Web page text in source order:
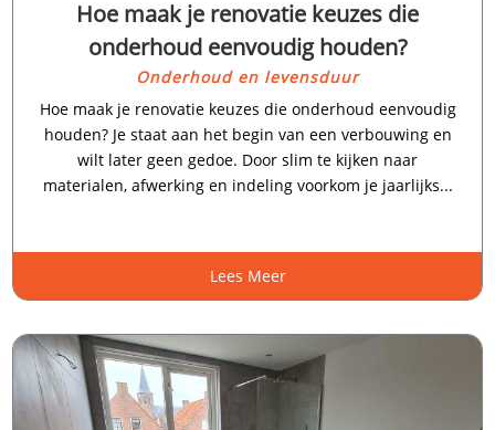
Hoe maak je renovatie keuzes die
onderhoud eenvoudig houden?
Onderhoud en levensduur
Hoe maak je renovatie keuzes die onderhoud eenvoudig
houden? Je staat aan het begin van een verbouwing en
wilt later geen gedoe.​ Door slim te kijken naar
materialen, afwerking en indeling voorkom je jaarlijks...
Lees Meer